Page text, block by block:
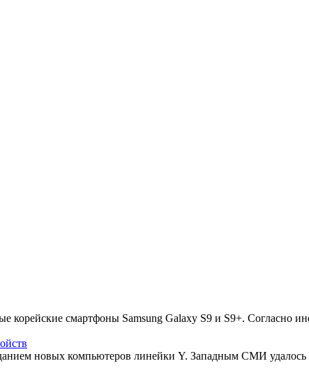
корейские смартфоны Samsung Galaxy S9 и S9+. Согласно
новых компьютеров линейки Y. Западным СМИ